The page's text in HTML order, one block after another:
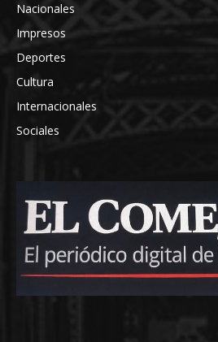
Nacionales
Impresos
Deportes
Cultura
Internacionales
Sociales